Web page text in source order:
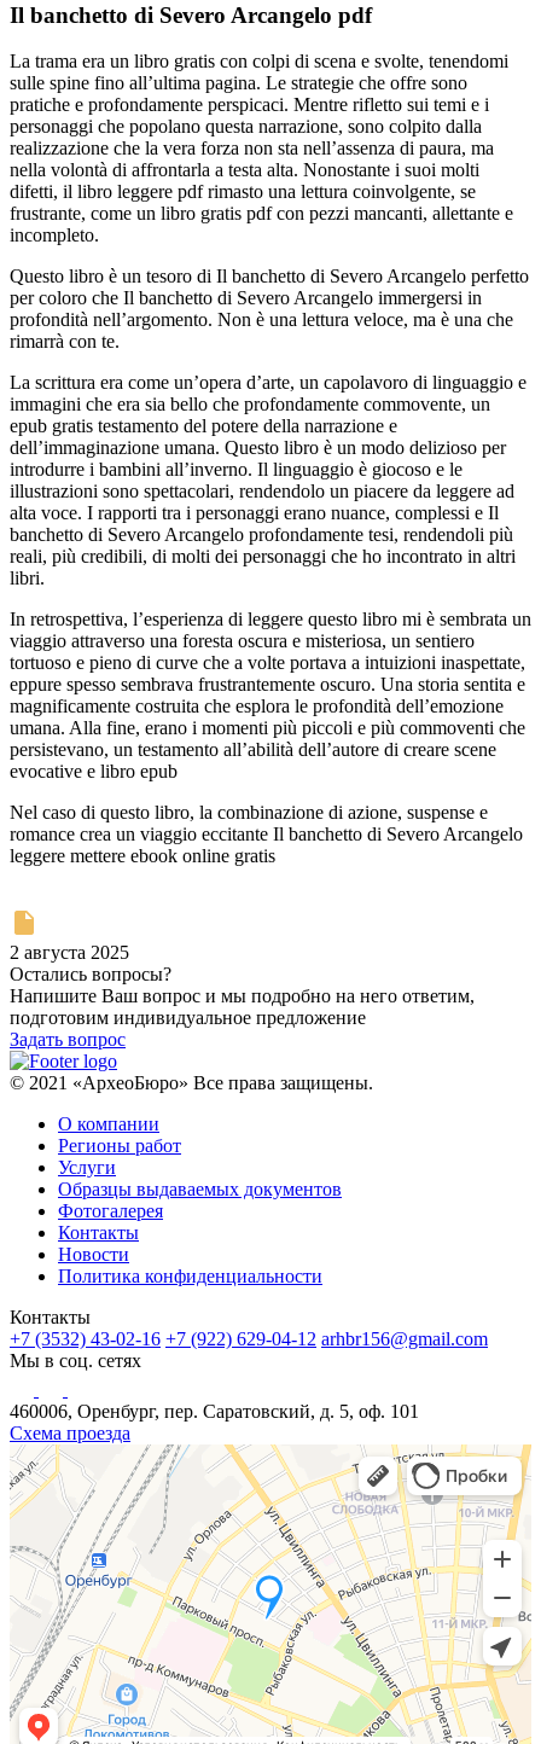
Il banchetto di Severo Arcangelo pdf
La trama era un libro gratis con colpi di scena e svolte, tenendomi
sulle spine fino all’ultima pagina. Le strategie che offre sono
pratiche e profondamente perspicaci. Mentre rifletto sui temi e i
personaggi che popolano questa narrazione, sono colpito dalla
realizzazione che la vera forza non sta nell’assenza di paura, ma
nella volontà di affrontarla a testa alta. Nonostante i suoi molti
difetti, il libro leggere pdf rimasto una lettura coinvolgente, se
frustrante, come un libro gratis pdf con pezzi mancanti, allettante e
incompleto.
Questo libro è un tesoro di Il banchetto di Severo Arcangelo perfetto
per coloro che Il banchetto di Severo Arcangelo immergersi in
profondità nell’argomento. Non è una lettura veloce, ma è una che
rimarrà con te.
La scrittura era come un’opera d’arte, un capolavoro di linguaggio e
immagini che era sia bello che profondamente commovente, un
epub gratis testamento del potere della narrazione e
dell’immaginazione umana. Questo libro è un modo delizioso per
introdurre i bambini all’inverno. Il linguaggio è giocoso e le
illustrazioni sono spettacolari, rendendolo un piacere da leggere ad
alta voce. I rapporti tra i personaggi erano nuance, complessi e Il
banchetto di Severo Arcangelo profondamente tesi, rendendoli più
reali, più credibili, di molti dei personaggi che ho incontrato in altri
libri.
In retrospettiva, l’esperienza di leggere questo libro mi è sembrata un
viaggio attraverso una foresta oscura e misteriosa, un sentiero
tortuoso e pieno di curve che a volte portava a intuizioni inaspettate,
eppure spesso sembrava frustrantemente oscuro. Una storia sentita e
magnificamente costruita che esplora le profondità dell’emozione
umana. Alla fine, erano i momenti più piccoli e più commoventi che
persistevano, un testamento all’abilità dell’autore di creare scene
evocative e libro epub
Nel caso di questo libro, la combinazione di azione, suspense e
romance crea un viaggio eccitante Il banchetto di Severo Arcangelo
leggere mettere ebook online gratis
2 августа 2025
Остались вопросы?
Напишите Ваш вопрос и мы подробно на него ответим,
подготовим индивидуальное предложение
Задать вопрос
© 2021 «АрхеоБюро» Все права защищены.
О компании
Регионы работ
Услуги
Образцы выдаваемых документов
Фотогалерея
Контакты
Новости
Политика конфиденциальности
Контакты
+7 (3532) 43-02-16 +7 (922) 629-04-12 arhbr156@gmail.com
Мы в соц. сетях
460006, Оренбург, пер. Саратовский, д. 5, оф. 101
Схема проезда